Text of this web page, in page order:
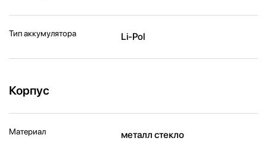
Тип аккумулятора Li-Pol
Корпус
Материал металл стекло